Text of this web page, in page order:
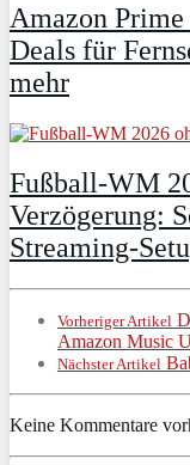
Amazon
Deals für
mehr
Fußball-WM
Verzögerung:
Streaming-
Vorheriger Artikel
Amazon Music
Nächster Artikel
Keine Kommentare